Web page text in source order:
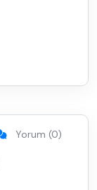
Yorum (0)